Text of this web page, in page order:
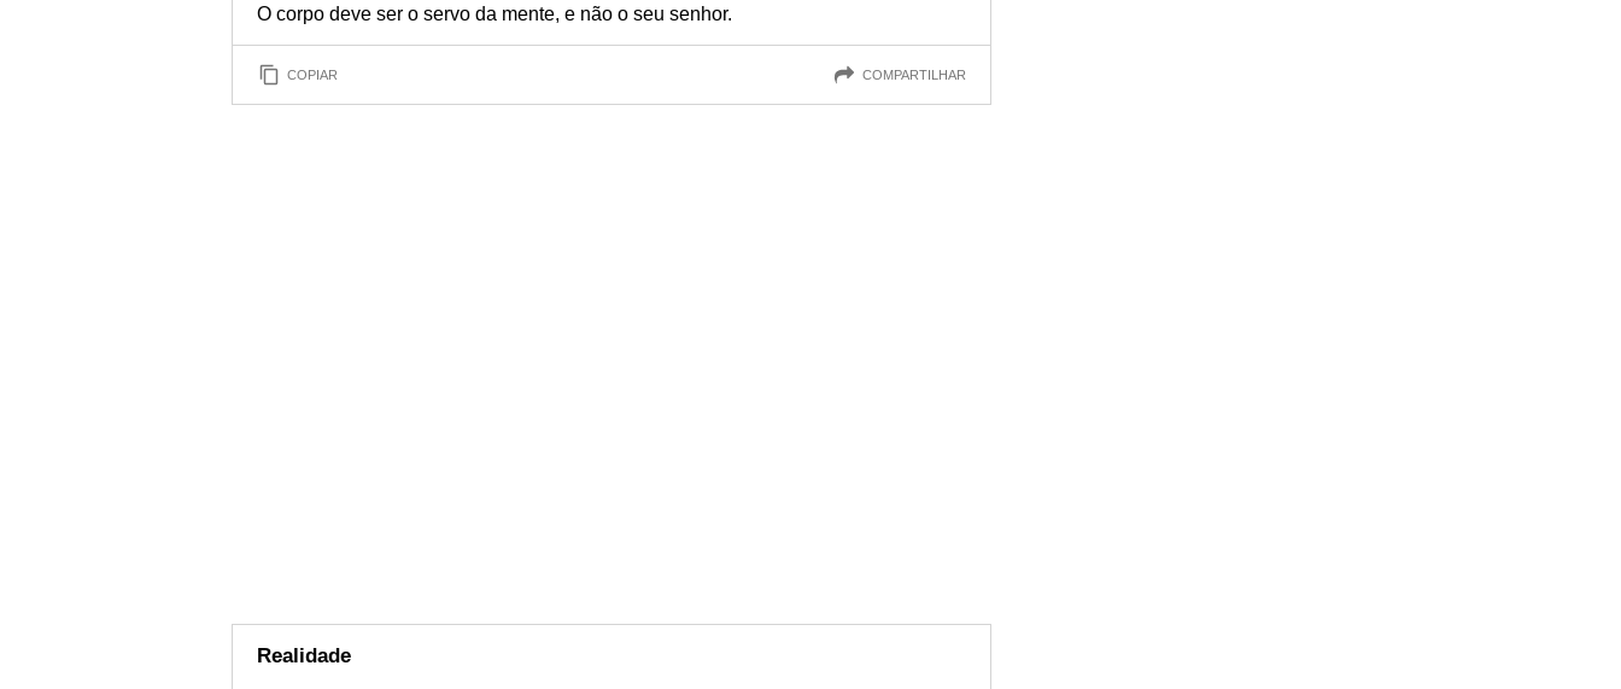
O corpo deve ser o servo da mente, e não o seu senhor.
COPIAR COMPARTILHAR
Realidade